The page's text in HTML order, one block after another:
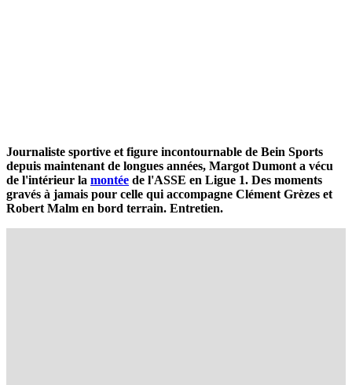
Journaliste sportive et figure incontournable de Bein Sports
depuis maintenant de longues années, Margot Dumont a vécu
de l'intérieur la montée de l'ASSE en Ligue 1. Des moments
gravés à jamais pour celle qui accompagne Clément Grèzes et
Robert Malm en bord terrain. Entretien.